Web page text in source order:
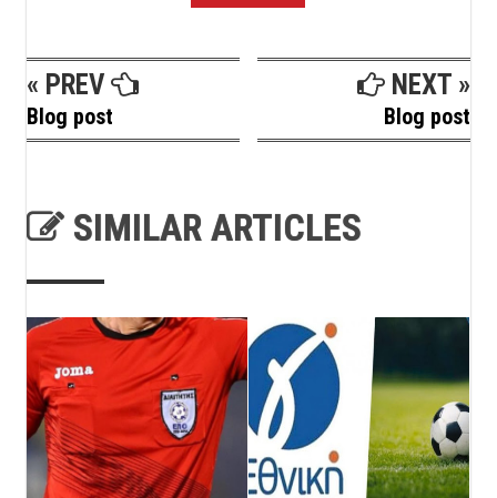
« PREV
Blog post
NEXT »
Blog post
SIMILAR ARTICLES